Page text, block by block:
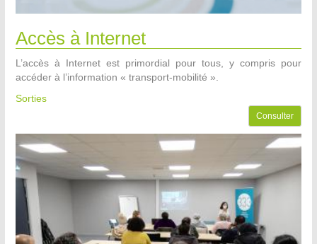
Accès à Internet
L’accès à Internet est primordial pour tous, y compris pour
accéder à l’information « transport-mobilité ».
Sorties
Consulter